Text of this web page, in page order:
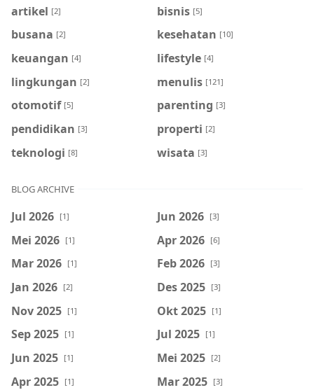
artikel [2] bisnis [5]
busana [2] kesehatan [10]
keuangan [4] lifestyle [4]
lingkungan [2] menulis [121]
otomotif [5] parenting [3]
pendidikan [3] properti [2]
teknologi [8] wisata [3]
BLOG ARCHIVE
Jul 2026 [1] Jun 2026 [3]
Mei 2026 [1] Apr 2026 [6]
Mar 2026 [1] Feb 2026 [3]
Jan 2026 [2] Des 2025 [3]
Nov 2025 [1] Okt 2025 [1]
Sep 2025 [1] Jul 2025 [1]
Jun 2025 [1] Mei 2025 [2]
Apr 2025 [1] Mar 2025 [3]